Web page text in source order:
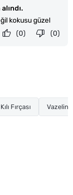
kokusu güzel
(0)
(0)
Fırçası Vazelin